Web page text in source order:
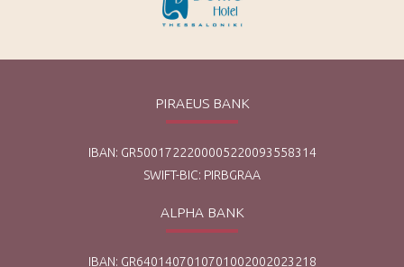
PIRAEUS BANK
IBAN: GR5001722200005220093558314
SWIFT-BIC: PIRBGRAA
ALPHA BANK
IBAN: GR6401407010701002002023218